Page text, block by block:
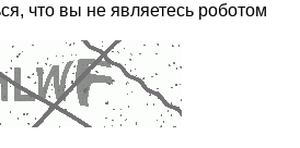
что вы не являетесь роботом